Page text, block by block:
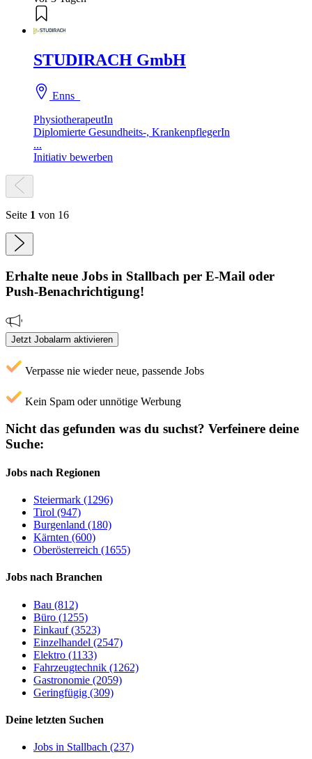
STUDIRACH GmbH
Enns
PhysiotherapeutIn
Diplomierte Gesundheits-, KrankenpflegerIn
...
Initiativ bewerben
Seite 1 von 16
Erhalte neue Jobs in Stallbach per E-Mail oder
Push-Benachrichtigung!
Jetzt Jobalarm aktivieren
Verpasse nie wieder neue, passende Jobs
Kein Spam oder unnötige Werbung
Nicht das gefunden was du suchst? Verfeinere deine
Suche:
Jobs nach Regionen
Steiermark (1296)
Tirol (947)
Burgenland (180)
Kärnten (600)
Oberösterreich (1655)
Jobs nach Branchen
Bau (812)
Büro (1255)
Einkauf (3523)
Einzelhandel (2547)
Elektro (1133)
Fahrzeugtechnik (1262)
Gastronomie (2059)
Geringfügig (309)
Deine letzten Suchen
Jobs in Stallbach (237)